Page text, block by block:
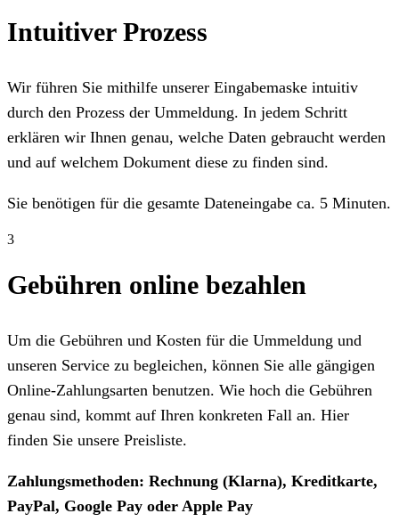
Intuitiver Prozess
Wir führen Sie mithilfe unserer Eingabemaske intuitiv
durch den Prozess der Ummeldung. In jedem Schritt
erklären wir Ihnen genau, welche Daten gebraucht werden
und auf welchem Dokument diese zu finden sind.
Sie benötigen für die gesamte Dateneingabe ca. 5 Minuten.
3
Gebühren online bezahlen
Um die Gebühren und Kosten für die Ummeldung und
unseren Service zu begleichen, können Sie alle gängigen
Online-Zahlungsarten benutzen. Wie hoch die Gebühren
genau sind, kommt auf Ihren konkreten Fall an. Hier
finden Sie unsere Preisliste.
Zahlungsmethoden: Rechnung (Klarna), Kreditkarte,
PayPal, Google Pay oder Apple Pay